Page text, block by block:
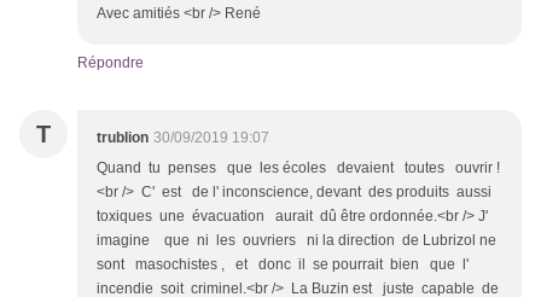
Avec amitiés <br /> René
Répondre
T trublion 30/09/2019 19:07
Quand tu penses que les écoles devaient toutes ouvrir !
<br /> C' est de l' inconscience, devant des produits aussi
toxiques une évacuation aurait dû être ordonnée.<br /> J'
imagine que ni les ouvriers ni la direction de Lubrizol ne
sont masochistes , et donc il se pourrait bien que l'
incendie soit criminel.<br /> La Buzin est juste capable de